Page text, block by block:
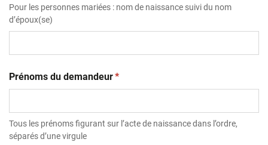
Pour les personnes mariées : nom de naissance suivi du nom
d’époux(se)
Prénoms du demandeur(obligatoire)
*
Tous les prénoms figurant sur l’acte de naissance dans l’ordre,
séparés d’une virgule